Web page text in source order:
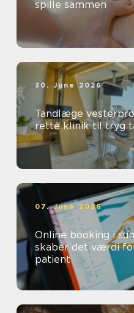
spille sammen
30. June 2026
Tandlæge vesterbro sådan finder du
rette klinik til tryg
07. June 2026
Online booking i
skaber det værdi
patient